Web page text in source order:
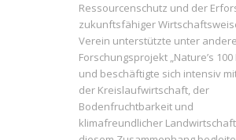
Ressourcenschutz und der
zukunftsfähiger
Verein unterstützte unter
Forschungsprojekt „Nature’s 100
und beschäftigte sich intensiv
der Kreislaufwirtschaft, der
Bodenfruchtbarkeit und
klimafreundlicher